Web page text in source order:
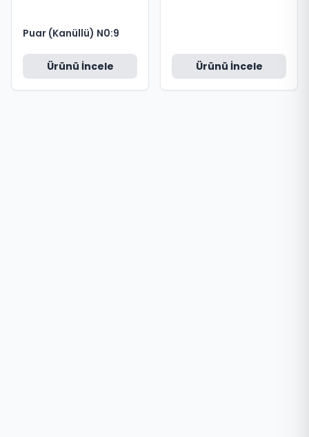
Puar (Kanüllü) N0:9
Ürünü İncele Ürünü İncele